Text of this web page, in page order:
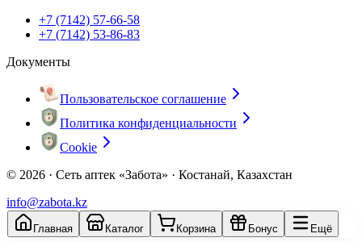
+7 (7142) 57-66-58
+7 (7142) 53-86-83
Документы
Пользовательское соглашение
Политика конфиденциальности
Cookie
© 2026 · Сеть аптек «Забота» · Костанай, Казахстан
info@zabota.kz
Главная Каталог Корзина Бонус Ещё